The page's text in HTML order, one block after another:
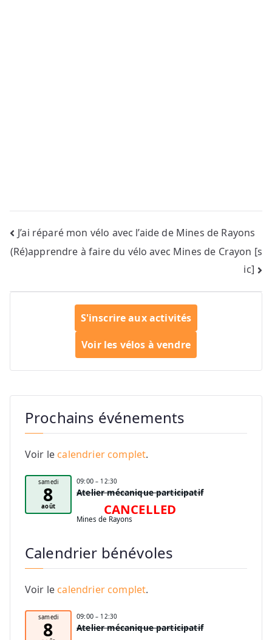
Navigation
de
l’article
J’ai réparé mon vélo avec l’aide de Mines de Rayons
(Ré)apprendre à faire du vélo avec Mines de Crayon [s
ic]
S'inscrire aux activités
Voir les vélos à vendre
Prochains événements
Voir le calendrier complet.
samedi
8
août
09:00 – 12:30
Atelier mécanique participatif
CANCELLED
Mines de Rayons
Calendrier bénévoles
Voir le calendrier complet.
samedi
8
09:00 – 12:30
Atelier mécanique participatif